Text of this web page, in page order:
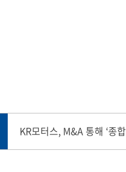
KR모터스, M&A 통해 ‘종